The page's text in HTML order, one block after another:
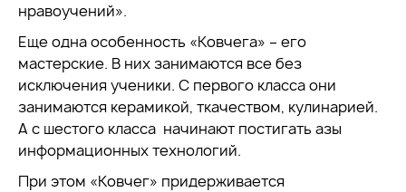
нравоучений».
Еще одна особенность «Ковчега» – его
мастерские. В них занимаются все без
исключения ученики. С первого класса они
занимаются керамикой, ткачеством, кулинарией.
А с шестого класса начинают постигать азы
информационных технологий.
При этом «Ковчег» придерживается